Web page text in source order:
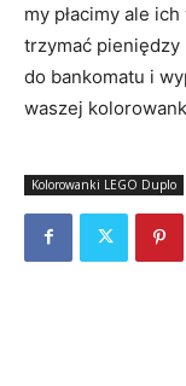
my płacimy ale
trzymać pieniędzy
do bankomatu i
waszej
Kolorowanki LEGO Duplo